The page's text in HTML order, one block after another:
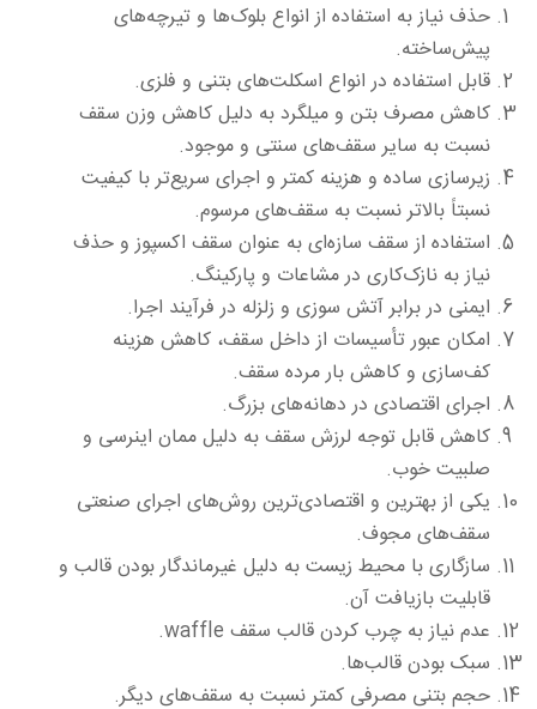
حذف نیاز به استفاده از انواع بلوک‌ها و تیرچه‌های
پیش‌ساخته.
قابل استفاده در انواع اسکلت‌های بتنی و فلزی.
کاهش مصرف بتن و میلگرد به دلیل کاهش وزن سقف
نسبت به سایر سقف‌های سنتی و موجود.
زیرسازی ساده و هزینه کمتر و اجرای سریع‌تر با کیفیت
نسبتاً بالاتر نسبت به سقف‌های مرسوم.
استفاده از سقف سازه‌ای به عنوان سقف اکسپوز و حذف
نیاز به نازک‌کاری در مشاعات و پارکینگ.
ایمنی در برابر آتش سوزی و زلزله در فرآیند اجرا.
امکان عبور تأسیسات از داخل سقف، کاهش هزینه
کف‌سازی و کاهش بار مرده سقف.
اجرای اقتصادی در دهانه‌های بزرگ.
کاهش قابل توجه لرزش سقف به دلیل ممان اینرسی و
صلبیت خوب.
یکی از بهترین و اقتصادی‌ترین روش‌های اجرای صنعتی
سقف‌های مجوف.
سازگاری با محیط زیست به دلیل غیرماندگار بودن قالب و
قابلیت بازیافت آن.
عدم نیاز به چرب کردن قالب سقف waffle.
سبک بودن قالب‌ها.
حجم بتنی مصرفی کمتر نسبت به سقف‌های دیگر.